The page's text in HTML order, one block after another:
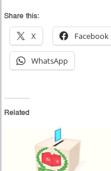
Share this:
X Facebook
WhatsApp
Related